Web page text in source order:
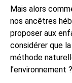
Mais alors
nos ancêtres
proposer aux
considérer que
méthode
l’environnement ?